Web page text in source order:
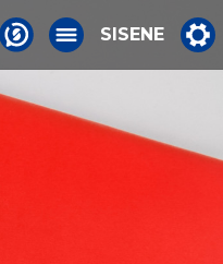
SISENE